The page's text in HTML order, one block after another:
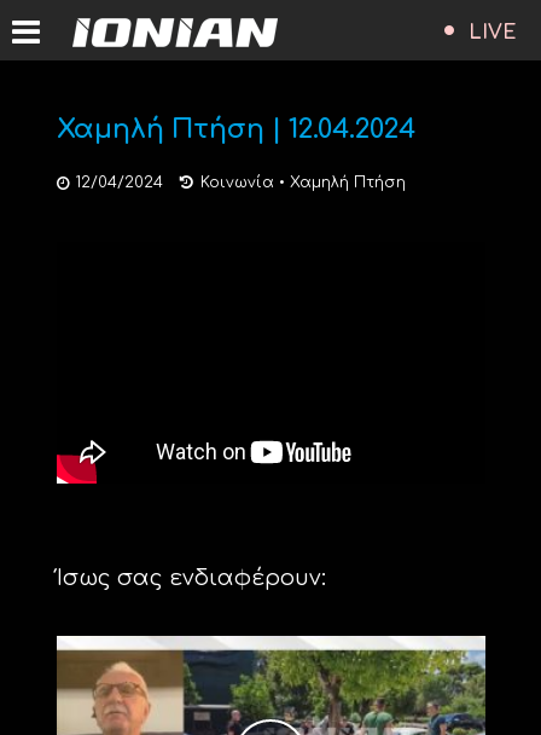
LIVE
Χαμηλή Πτήση | 12.04.2024
12/04/2024 Κοινωνία • Χαμηλή Πτήση
Ίσως σας ενδιαφέρουν: